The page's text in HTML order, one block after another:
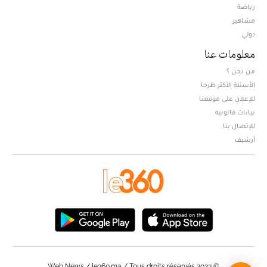
رياضة
مشاهير
دولي
معلومات عنا
من نحن ؟
الأسئلة الأكثر طرحا
للإعلان على موقعنا
بيانات قانونية
للإتصال بنا
أرشيف